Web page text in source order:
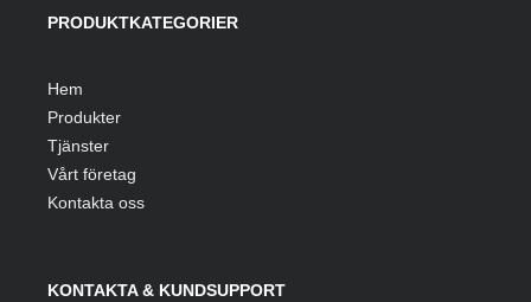
PRODUKTKATEGORIER
Hem
Produkter
Tjänster
Vårt företag
Kontakta oss
KONTAKTA & KUNDSUPPORT